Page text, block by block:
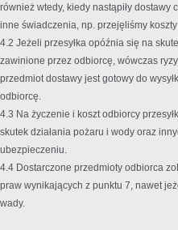
również wtedy, kiedy nastąpiły
inne świadczenia, np. przejęliśmy
4.2 Jeżeli przesyłka opóźnia się na
zawinione przez odbiorcę, wówczas
przedmiot dostawy jest gotowy do
odbiorcę.
4.3 Na życzenie i koszt odbiorcy
skutek działania pożaru i wody oraz
ubezpieczeniu.
4.4 Dostarczone przedmioty odbiorca
praw wynikających z punktu 7, nawet
wady.